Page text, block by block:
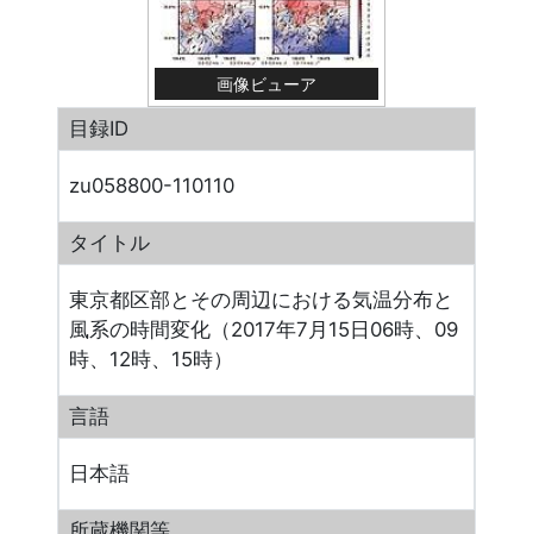
画像ビューア
目録ID
zu058800-110110
タイトル
東京都区部とその周辺における気温分布と
風系の時間変化（2017年7月15日06時、09
時、12時、15時）
言語
日本語